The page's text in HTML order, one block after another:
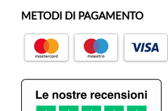
METODI DI PAGAMENTO